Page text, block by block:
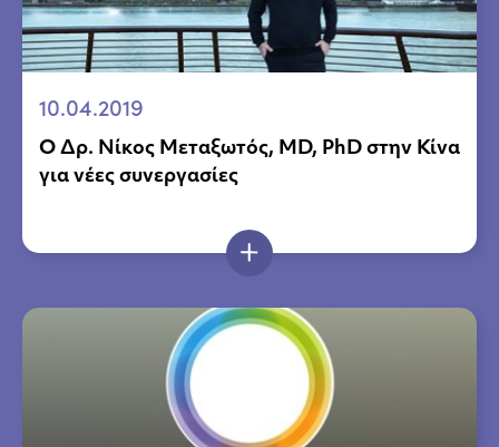
10.04.2019
Ο Δρ. Νίκος Μεταξωτός, MD, PhD στην Κίνα
για νέες συνεργασίες